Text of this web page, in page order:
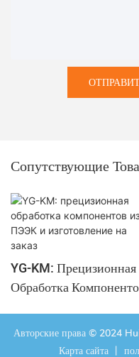
Сопутствующие
YG-KM: Прецизионная
Обработка
На Заказ
Авторские права © 2024
Карта сайта